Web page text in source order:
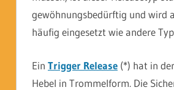
gewöhnungsbedürftig und wird
häufig eingesetzt wie andere
Ein Trigger Release (*) hat in
Hebel in Trommelform. Die